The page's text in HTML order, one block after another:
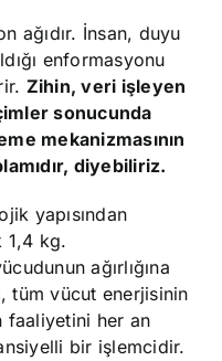
ağıdır. İnsan, duyu
enformasyonu
Zihin, veri işleyen
sonucunda
mekanizmasının
diyebiliriz.
yapısından
1,4 kg.
ağırlığına
tüm vücut enerjisinin
faaliyetini her an
bir işlemcidir.